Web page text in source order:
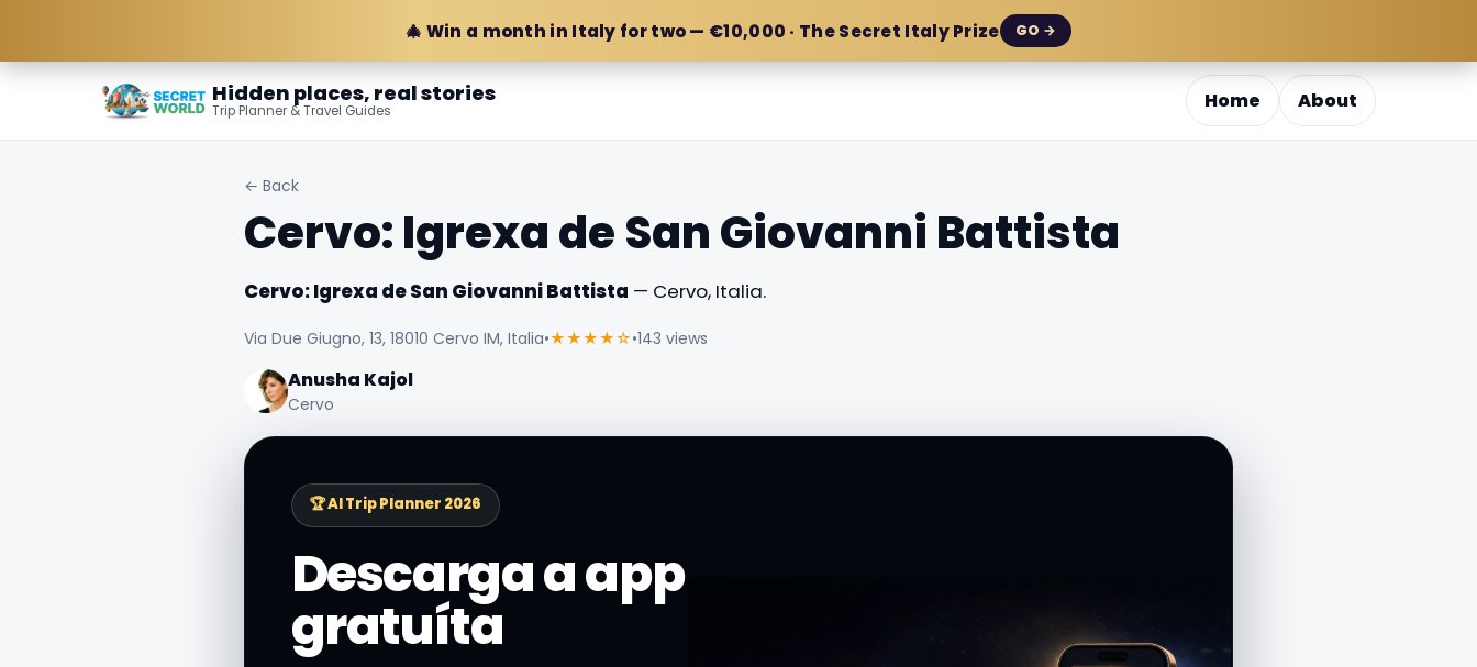
🎄 Win a month in Italy for two — €10,000 · The Secret Italy Prize GO →
Hidden places, real stories
Trip Planner & Travel Guides Home About
← Back
Cervo: Igrexa de San Giovanni Battista
Cervo: Igrexa de San Giovanni Battista — Cervo, Italia.
Via Due Giugno, 13, 18010 Cervo IM, Italia•★★★★☆•143 views
Anusha Kajol
Cervo
🏆 AI Trip Planner 2026
Descarga a app
gratuíta